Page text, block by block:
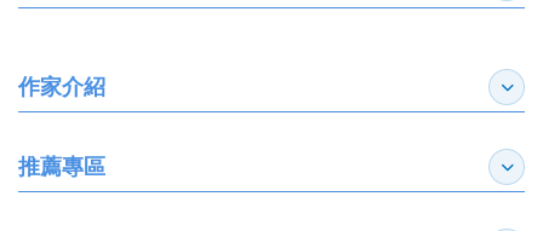
作家介紹 展開
推薦專區 展開